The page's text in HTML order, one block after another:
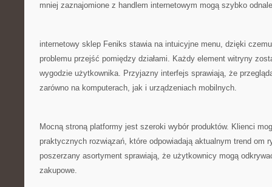
mniej zaznajomione z handlem internetowym mogą szybko
internetowy sklep Feniks stawia na intuicyjne menu, dzięki
problemu przejść pomiędzy działami. Każdy element witryny
wygodzie użytkownika. Przyjazny interfejs sprawiają, że
zarówno na komputerach, jak i urządzeniach mobilnych.
Mocną stroną platformy jest szeroki wybór produktów. Klienci
praktycznych rozwiązań, które odpowiadają aktualnym trend om
poszerzany asortyment sprawiają, że użytkownicy mogą
zakupowe.